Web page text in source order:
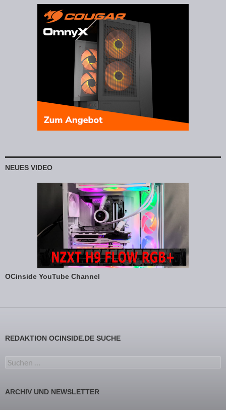
NEUES VIDEO
OCinside YouTube Channel
REDAKTION OCINSIDE.DE SUCHE
Suchen nach:
ARCHIV UND NEWSLETTER